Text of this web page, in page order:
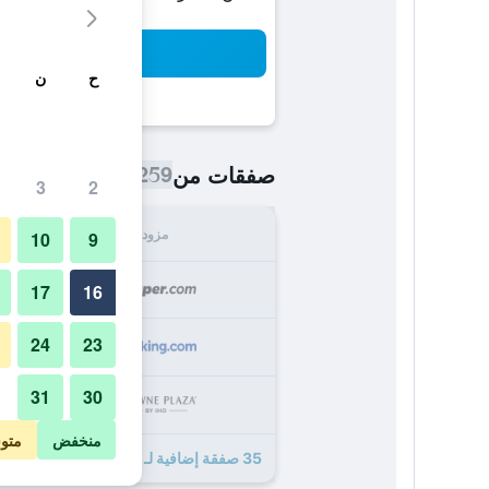
صفقات من259 ﷼
مزود
35 صفقة إضافية لـ كراون بلازا نيوكاسل - ستيفنسون كوارتار
ح ن
2
3
9
10
16
17
23
24
30
31
منخفض